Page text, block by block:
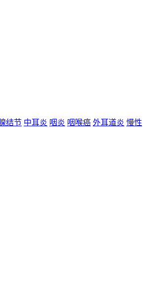
结节 中耳炎 咽炎 咽喉癌 外耳道炎 慢性